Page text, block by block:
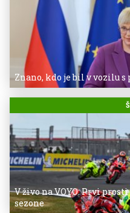
Znano, kdo je bil v vozilu s
V živo na VOYO: Prvi
sezone